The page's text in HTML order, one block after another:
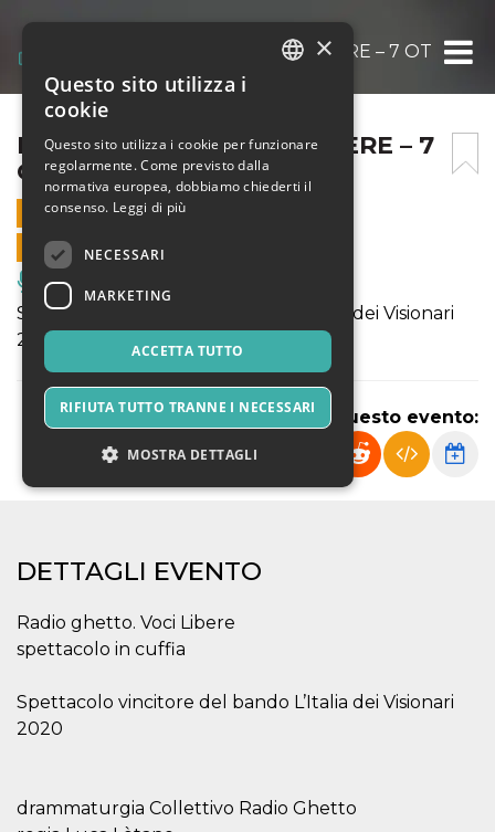
RADIO GHETTO. VOCI LIBERE – 7
RADIO GHETTO. VOCI LIBERE – 7
OTTOBRE
7 OTTOBRE 2023 - 21:00
VENDITE ONLINE TERMINATE
Musica, Eventi Live, Club
Spettacolo vincitore del bando L’Italia dei Visionari
2020
Condividi questo evento:
DETTAGLI EVENTO
Radio ghetto. Voci Libere
spettacolo in cuffia
Spettacolo vincitore del bando L’Italia dei Visionari
2020
drammaturgia Collettivo Radio Ghetto
×
Questo sito utilizza i
cookie
Questo sito utilizza i cookie per funzionare
regolarmente. Come previsto dalla
normativa europea, dobbiamo chiederti il
consenso. Leggi di più
NECESSARI
MARKETING
ACCETTA TUTTO
RIFIUTA TUTTO TRANNE I NECESSARI
MOSTRA DETTAGLI
I cookie strettamente necessari o tecnici sono
senza.
cf_clearance
Cloudflare,
1 anno
Clearance